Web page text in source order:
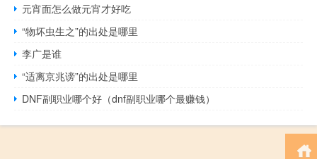
元宵面怎么做元宵才好吃
“物坏虫生之”的出处是哪里
李广是谁
“适离京兆谤”的出处是哪里
DNF副职业哪个好（dnf副职业哪个最赚钱）